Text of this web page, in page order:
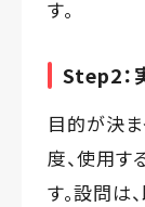
す。
Step2：
目的が決ま
度、使用す
す。設問は